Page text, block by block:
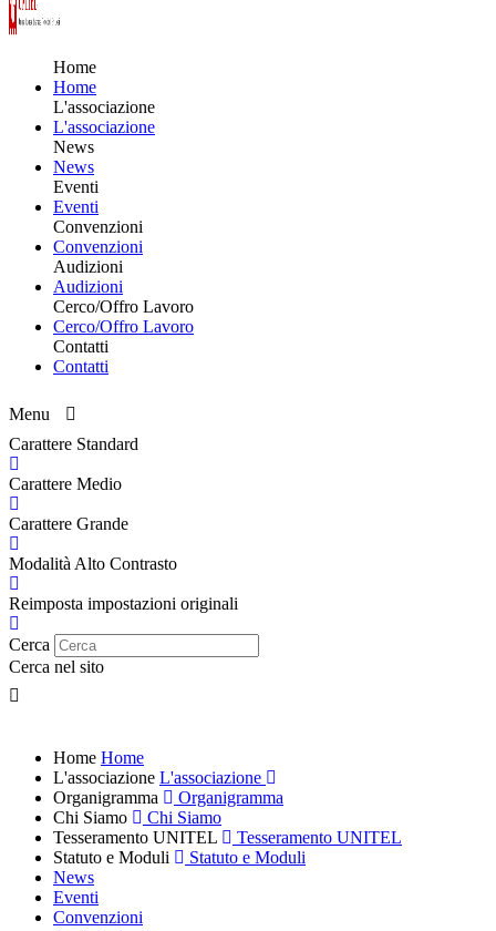
Home
Home
L'associazione
L'associazione
News
News
Eventi
Eventi
Convenzioni
Convenzioni
Audizioni
Audizioni
Cerco/Offro Lavoro
Cerco/Offro Lavoro
Contatti
Contatti
Menu
Carattere Standard
Carattere Medio
Carattere Grande
Modalità Alto Contrasto
Reimposta impostazioni originali
Cerca
Cerca nel sito
Home Home
L'associazione L'associazione
Organigramma
Organigramma
Chi Siamo
Chi Siamo
Tesseramento UNITEL
Tesseramento UNITEL
Statuto e Moduli
Statuto e Moduli
News
Eventi
Convenzioni